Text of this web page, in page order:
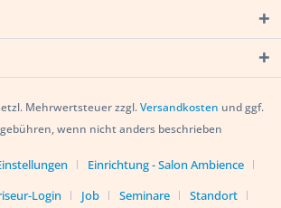
Mehrwertsteuer zzgl.Versandkosten und ggf.
wenn nicht anders beschrieben
Einrichtung - Salon Ambience
Login Job Seminare Standort